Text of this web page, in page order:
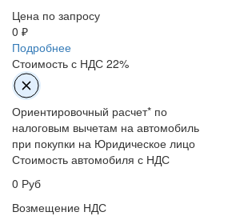
Цена по запросу
0 ₽
Подробнее
Стоимость с НДС 22%
Ориентировочный расчет* по
налоговым вычетам на автомобиль
при покупки на Юридическое лицо
Стоимость автомобиля с НДС
0 Руб
Возмещение НДС